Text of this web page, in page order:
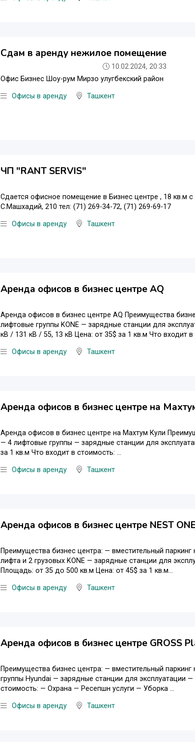
Сдам в аренду нежилое помещение
10.02.2024, 20:33
Офис Бизнес Шоу-рум Мирзо улугбекский район
Офисы в аренду Ташкент
ЧП "RANT SERVIS"
Сдается офисное помещение в Бизнес центре , 18 кв.м
С.Машхадий, 210 тел: (71) 269-34-72, (71) 269-69-17
Офисы в аренду Ташкент
Аренда офисов в бизнес центре AQ
Аренда офисов в бизнес центре AQ Преимущества
лифтовые группы KONE — зарядные станции для
кВ / 131 кВ / 55, 13 кВ Цена: от 35$ за 1 кв.м Что входит в
Офисы в аренду Ташкент
Аренда офисов в бизнес центре на
Аренда офисов в бизнес центре на Махтум Кули
— 4 лифтовые группы — зарядные станции для
за 1 кв.м Что входит в стоимость: ...
Офисы в аренду Ташкент
Аренда офисов в бизнес центре NEST
Преимущества бизнес центра: — вместительный
лифта и 2 грузовых KONE — зарядные станции для
Площадь: от 35 до 500 кв.м Цена: от 45$ за 1 кв.м...
Офисы в аренду Ташкент
Аренда офисов в бизнес центре GROSS
Преимущества бизнес центра: — вместительный
группы Hyundai — зарядные станции для эксплуатации
стоимость: — Охрана — Ресепшн услуги — Уборка ...
Офисы в аренду Ташкент